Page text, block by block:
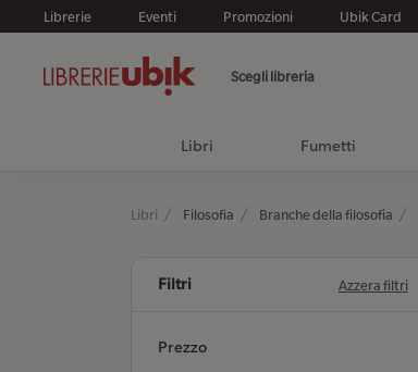
Librerie Eventi Promozioni Ubik Card
Scegli libreria
Libri Fumetti
Libri Filosofia Branche della filosofia
Filtri Azzera filtri
Prezzo